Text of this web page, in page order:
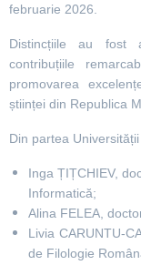
februarie 2026.
Distincțiile au fost
contribuțiile
promovarea
științei din Republica
Din partea
Inga ȚIȚCHIEV,
Informatică;
Alina FELEA,
Livia CARUNTU-
de Filologie